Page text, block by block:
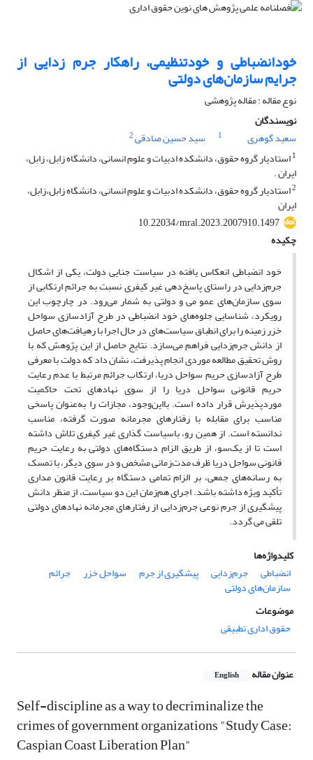
خودانضباطی و خودتنظیمی، راهکار جرم زدایی از
جرایم سازمان‌های دولتی
نوع مقاله : مقاله پژوهشی
نویسندگان
سعید گوهری
1 سید حسین صادقی2
1استادیار گروه حقوق، دانشکده ادبیات و علوم انسانی، دانشگاه زابل، زابل،
ایران .
2استادیار گروه حقوق، دانشکده ادبیات و علوم انسانی، دانشگاه زابل،زابل،
ایران
10.22034/mral.2023.2007910.1497
چکیده
خود انضباطی انعکاس یافته در سیاست جنایی دولت، یکی از اشکال
جرم‌زدایی در راستای پاسخ‌دهی غیر کیفری نسبت به جرائم ارتکابی از
سوی سازمان‌های عمو می و دولتی به شمار می‌رود. در چارچوب این
رویکرد، شناسایی جلوه‌های خود انضباطی در طرح آزادسازی سواحل
خزر زمینه را برای انطباق سیاست‌های در حال اجرا با رهیافت‌های حاصل
از دانش جرم‌زدایی فراهم می‌سازد. نتایج حاصل از این پژوهش که با
روش تحقیق مطالعه موردی انجام پذیرفت، نشان داد که دولت با معرفی
طرح آزادسازی حریم سواحل دریا، ارتکاب جرائم مرتبط با عدم رعایت
حریم قانونی سواحل دریا را از سوی نهادهای تحت حاکمیت
موردپذیرش قرار داده است. بااین‌وجود، مجازات را به‌عنوان پاسخی
مناسب برای مقابله با رفتارهای مجرمانه صورت گرفته، مناسب
ندانسته است. از همین رو، باسیاست گذاری غیر کیفری تلاش داشته
است تا از یک‌سو، از طریق الزام دستگاه‌های دولتی به رعایت حریم
قانونی سواحل دریا ظرف مدت‌زمانی مشخص و در سوی دیگر، با تمسک
به رسانه‌های جمعی، بر الزام تمامی دستگاه بر رعایت قانون مداری
تأکید ویژه داشته باشد. اجرای هم‌زمان این دو سیاست، از منظر دانش
پیشگیری از جرم نوعی جرم‌زدایی از رفتارهای مجرمانه نهادهای دولتی
تلقی می گردد.
کلیدواژه‌ها
انضباطی
جرم‌زدایی پیشگیری از جرم سواحل خزر جرائم
سازمان‌های دولتی
موضوعات
حقوق اداری تطبیقی
عنوان مقاله English
Self-discipline as a way to decriminalize the
crimes of government organizations "Study Case:
Caspian Coast Liberation Plan"